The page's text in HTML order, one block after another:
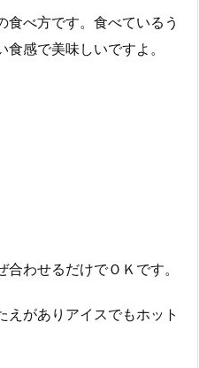
食べ方です。食べているう
感で美味しいですよ。
わせるだけでＯＫです。
えがありアイスでもホット